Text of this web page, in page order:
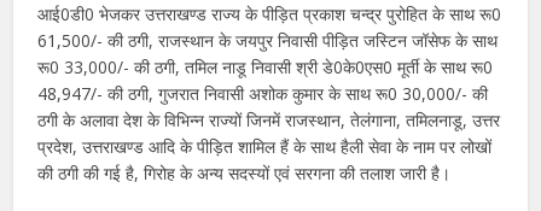
आई0डी0 भेजकर उत्तराखण्ड राज्य के पीड़ित प्रकाश चन्द्र पुरोहित के साथ रू0
61,500/- की ठगी, राजस्थान के जयपुर निवासी पीड़ित जस्टिन जॉसेफ के साथ
रू0 33,000/- की ठगी, तमिल नाडू निवासी श्री डे0के0एस0 मूर्ती के साथ रू0
48,947/- की ठगी, गुजरात निवासी अशोक कुमार के साथ रू0 30,000/- की
ठगी के अलावा देश के विभिन्न राज्यों जिनमें राजस्थान, तेलंगाना, तमिलनाडू, उत्तर
प्रदेश, उत्तराखण्ड आदि के पीड़ित शामिल हैं के साथ हैली सेवा के नाम पर लोखों
की ठगी की गई है, गिरोह के अन्य सदस्यों एवं सरगना की तलाश जारी है।